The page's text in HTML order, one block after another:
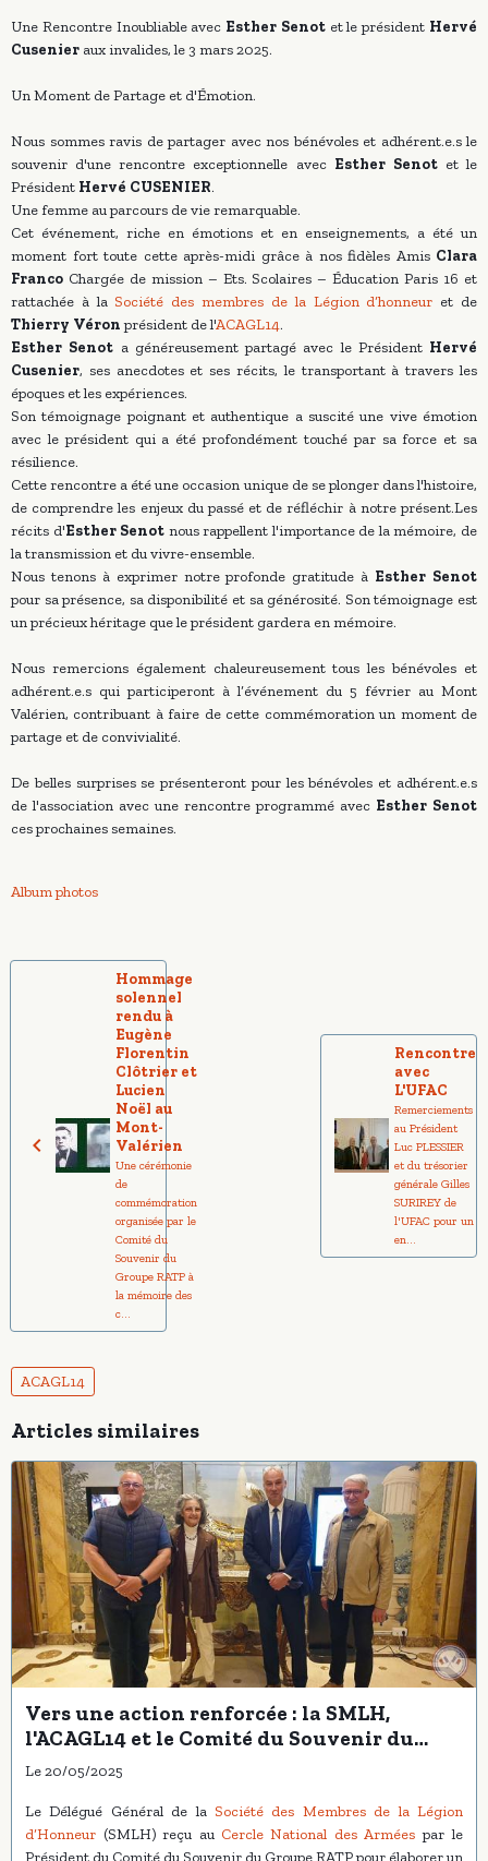
Une Rencontre Inoubliable avec Esther Senotet le président Hervé
Cusenier aux invalides, le 3 mars 2025.
Un Moment de Partage et d'Émotion.
Nous sommes ravis de partager avec nos bénévoles et adhérent.e.s le
souvenir d'une rencontre exceptionnelle avec Esther Senotet le
Président Hervé CUSENIER.
Une femme au parcours de vie remarquable.
Cet événement, riche en émotions et en enseignements, a été un
moment fort toute cette après-midi grâce à nos fidèles Amis Clara
Franco Chargée de mission – Ets. Scolaires – Éducation Paris 16 et
rattachée à la Société des membres de la Légion d’honneur et de
Thierry Véronprésident de l'ACAGL14.
Esther Senot a généreusement partagé avec le Président Hervé
Cusenier, ses anecdotes et ses récits, le transportant à travers les
époques et les expériences.
Son témoignage poignant et authentique a suscité une vive émotion
avec le président qui a été profondément touché par sa force et sa
résilience.
Cette rencontre a été une occasion unique de se plonger dans l'histoire,
de comprendre les enjeux du passé et de réfléchir à notre présent.Les
récits d'Esther Senot nous rappellent l'importance de la mémoire, de
la transmission et du vivre-ensemble.
Nous tenons à exprimer notre profonde gratitude à Esther Senot
pour sa présence, sa disponibilité et sa générosité. Son témoignage est
un précieux héritage que le président gardera en mémoire.
Nous remercions également chaleureusement tous les bénévoles et
adhérent.e.s qui participeront à l’événement du 5 février au Mont
Valérien, contribuant à faire de cette commémoration un moment de
partage et de convivialité.
De belles surprises se présenteront pour les bénévoles et adhérent.e.s
de l'association avec une rencontre programmé avec Esther Senot
ces prochaines semaines.
Album photos
Hommage
solennel
rendu à
Eugène
Florentin
Clôtrier et
Lucien
Noël au
Mont-
Valérien
Une cérémonie
de
commémoration
organisée par le
Comité du
Souvenir du
Groupe RATP à
la mémoire des
c...
Rencontre
avec
L'UFAC
Remerciements
au Président
Luc PLESSIER
et du trésorier
générale Gilles
SURIREY de
l'UFAC pour un
en...
ACAGL14
Articles similaires
Vers une action renforcée : la SMLH,
l'ACAGL14 et le Comité du Souvenir du
Groupe RATP unissent leurs réflexions
Le 20/05/2025
Le Délégué Général de la Société des Membres de la Légion
d’Honneur (SMLH) reçu au Cercle National des Armées par le